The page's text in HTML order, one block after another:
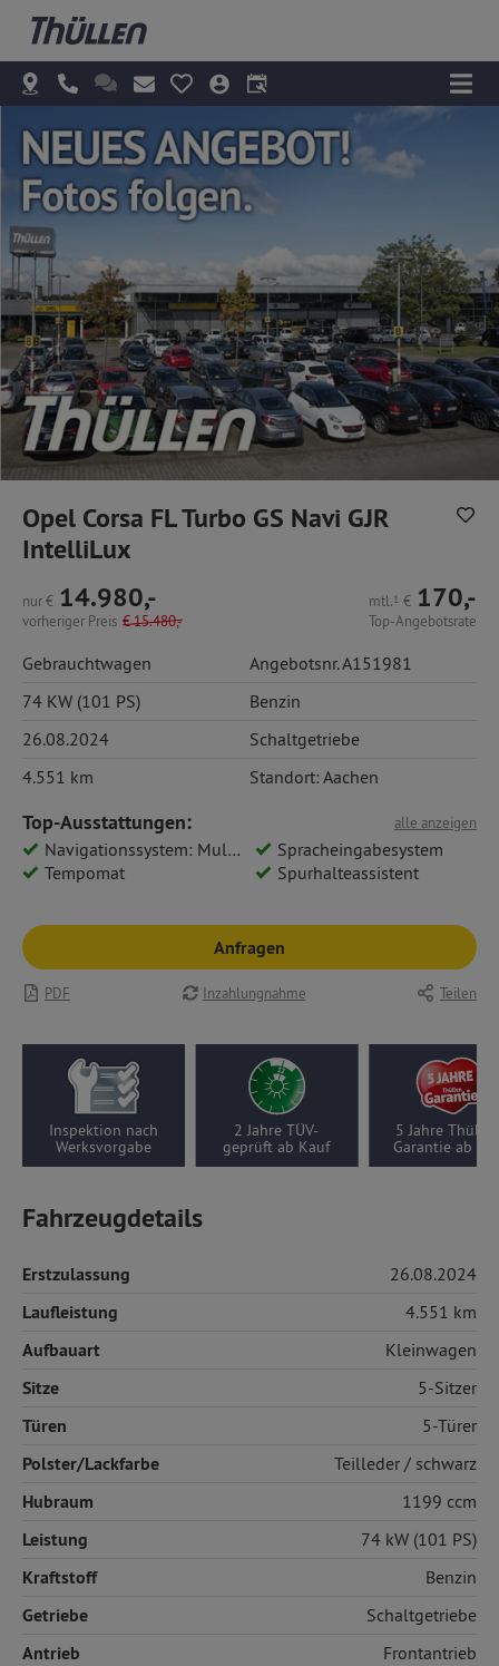
Opel Corsa FL Turbo GS Navi GJR
IntelliLux
nur€ 14.980,-
vorheriger Preis €15.480,-
mtl.1 € 170,-
Top-Angebotsrate
Gebrauchtwagen
Angebotsnr. A151981
74 KW (101 PS)
Benzin
26.08.2024
Schaltgetriebe
4.551 km
Standort: Aachen
alle anzeigen
Top-Ausstattungen:
Navigationssystem: Multimedia Navi Pro 10
Spracheingabesystem
Tempomat
Spurhalteassistent
Anfragen
PDF Inzahlungnahme Teilen
Jahre TÜV-
ab Kauf
5 Jahre Thüllen-
Garantie ab Kauf
Wenigfahrer-Auto,
4551 km pro Jahr
Fahrzeugdetails
Erstzulassung 26.08.2024
Laufleistung 4.551 km
Aufbauart Kleinwagen
Sitze 5-Sitzer
Türen 5-Türer
Polster/Lackfarbe Teilleder / schwarz
Hubraum 1199 ccm
Leistung 74 kW (101 PS)
Kraftstoff Benzin
Getriebe Schaltgetriebe
Antrieb Frontantrieb